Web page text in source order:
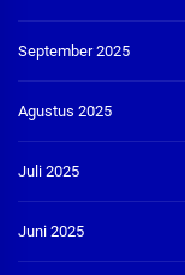
September 2025
Agustus 2025
Juli 2025
Juni 2025